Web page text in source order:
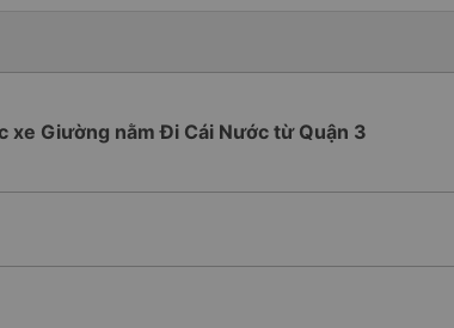
xe Giường nằm Đi Cái Nước từ Quận 3